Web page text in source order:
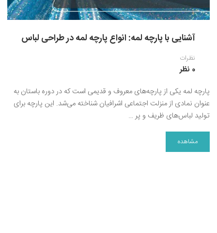
آشنایی با پارچه لمه: انواع پارچه لمه در طراحی لباس
نظرات
0 نظر
پارچه لمه یکی از پارچه‌های معروف و قدیمی است‌ که در دوره باستان به
عنوان نمادی از منزلت اجتماعی اشرافیان شناخته می‌شد. این پارچه برای
تولید لباس‌های ظریف و پر …
مشاهده